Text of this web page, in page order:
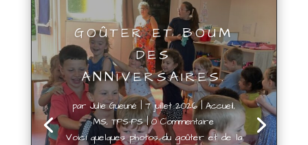
GOÛTER ET BOUM
DES
ANNIVERSAIRES.
parJulie Gueuné |7 juillet 2026|Accueil,
MS,TPS-PS| 0 Commentaire
Voici quelques photos du goûter et de la